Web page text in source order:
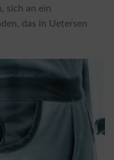
sich an ein
das in Uetersen